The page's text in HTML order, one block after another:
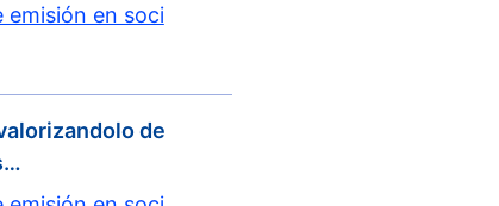
emisión en soci
de